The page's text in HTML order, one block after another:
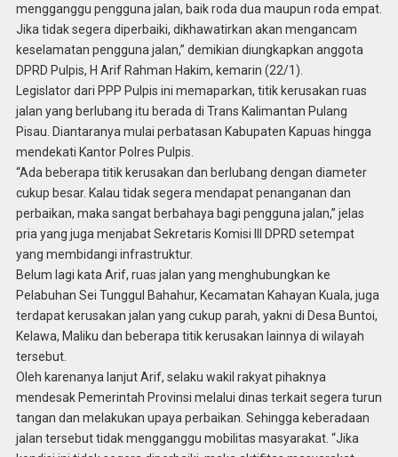
mengganggu pengguna jalan, baik roda dua maupun roda empat.
Jika tidak segera diperbaiki, dikhawatirkan akan mengancam
keselamatan pengguna jalan,” demikian diungkapkan anggota
DPRD Pulpis, H Arif Rahman Hakim, kemarin (22/1).
Legislator dari PPP Pulpis ini memaparkan, titik kerusakan ruas
jalan yang berlubang itu berada di Trans Kalimantan Pulang
Pisau. Diantaranya mulai perbatasan Kabupaten Kapuas hingga
mendekati Kantor Polres Pulpis.
“Ada beberapa titik kerusakan dan berlubang dengan diameter
cukup besar. Kalau tidak segera mendapat penanganan dan
perbaikan, maka sangat berbahaya bagi pengguna jalan,” jelas
pria yang juga menjabat Sekretaris Komisi III DPRD setempat
yang membidangi infrastruktur.
Belum lagi kata Arif, ruas jalan yang menghubungkan ke
Pelabuhan Sei Tunggul Bahahur, Kecamatan Kahayan Kuala, juga
terdapat kerusakan jalan yang cukup parah, yakni di Desa Buntoi,
Kelawa, Maliku dan beberapa titik kerusakan lainnya di wilayah
tersebut.
Oleh karenanya lanjut Arif, selaku wakil rakyat pihaknya
mendesak Pemerintah Provinsi melalui dinas terkait segera turun
tangan dan melakukan upaya perbaikan. Sehingga keberadaan
jalan tersebut tidak mengganggu mobilitas masyarakat. “Jika